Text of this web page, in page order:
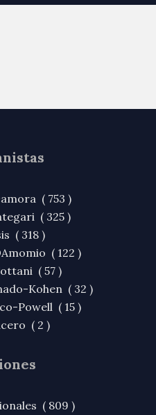
( 753 )
( 325 )
( 318 )
( 122 )
( 57 )
Kohen ( 32 )
Powell ( 15 )
( 2 )
( 809 )